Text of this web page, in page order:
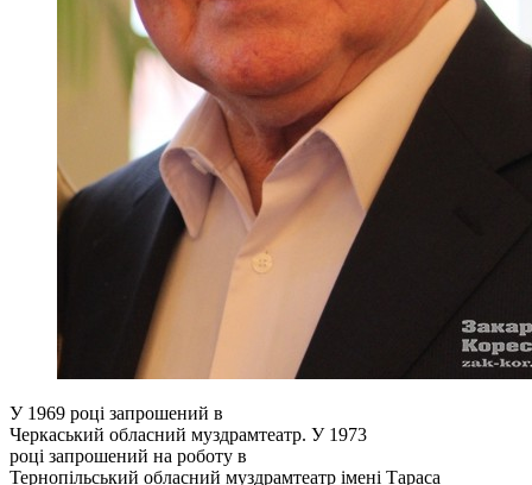
У 1969 році запрошений в
Черкаський обласний муздрамтеатр. У 1973
році запрошений на роботу в
Тернопільський обласний муздрамтеатр імені Тараса